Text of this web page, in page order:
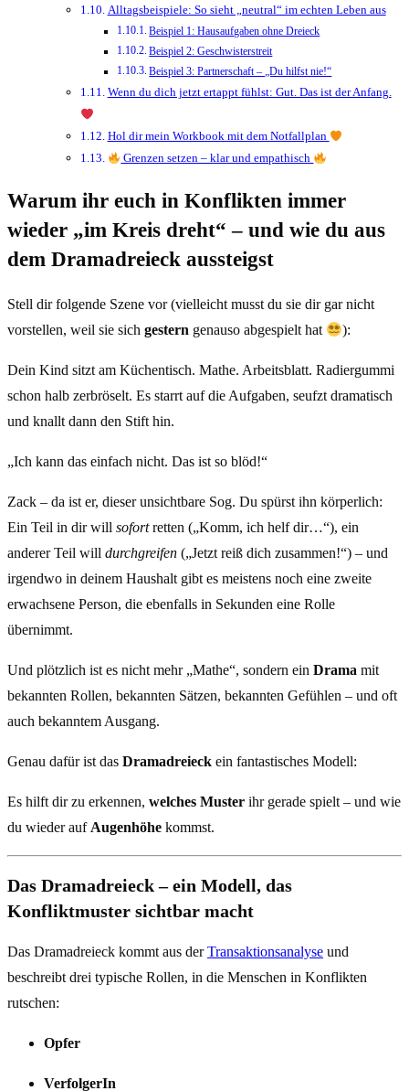
Alltagsbeispiele: So sieht „neutral“ im echten Leben aus
Beispiel 1: Hausaufgaben ohne Dreieck
Beispiel 2: Geschwisterstreit
Beispiel 3: Partnerschaft – „Du hilfst nie!“
Wenn du dich jetzt ertappt fühlst: Gut. Das ist der Anfang.
Hol dir mein Workbook mit dem Notfallplan
Grenzen setzen – klar und empathisch
Warum ihr euch in Konflikten immer
wieder „im Kreis dreht“ – und wie du aus
dem Dramadreieck aussteigst
Stell dir folgende Szene vor (vielleicht musst du sie dir gar nicht
vorstellen, weil sie sich gestern genauso abgespielt hat ):
Dein Kind sitzt am Küchentisch. Mathe. Arbeitsblatt. Radiergummi
schon halb zerbröselt. Es starrt auf die Aufgaben, seufzt dramatisch
und knallt dann den Stift hin.
„Ich kann das einfach nicht. Das ist so blöd!“
Zack – da ist er, dieser unsichtbare Sog. Du spürst ihn körperlich:
Ein Teil in dir will sofortretten („Komm, ich helf dir…“), ein
anderer Teil will durchgreifen („Jetzt reiß dich zusammen!“) – und
irgendwo in deinem Haushalt gibt es meistens noch eine zweite
erwachsene Person, die ebenfalls in Sekunden eine Rolle
übernimmt.
Und plötzlich ist es nicht mehr „Mathe“, sondern ein Drama mit
bekannten Rollen, bekannten Sätzen, bekannten Gefühlen – und oft
auch bekanntem Ausgang.
Genau dafür ist das Dramadreieck ein fantastisches Modell:
Es hilft dir zu erkennen, welches Muster ihr gerade spielt – und wie
du wieder aufAugenhöhe kommst.
Das Dramadreieck – ein Modell, das
Konfliktmuster sichtbar macht
Das Dramadreieck kommt aus derTransaktionsanalyse und
beschreibt drei typische Rollen, in die Menschen in Konflikten
rutschen:
Opfer
VerfolgerIn